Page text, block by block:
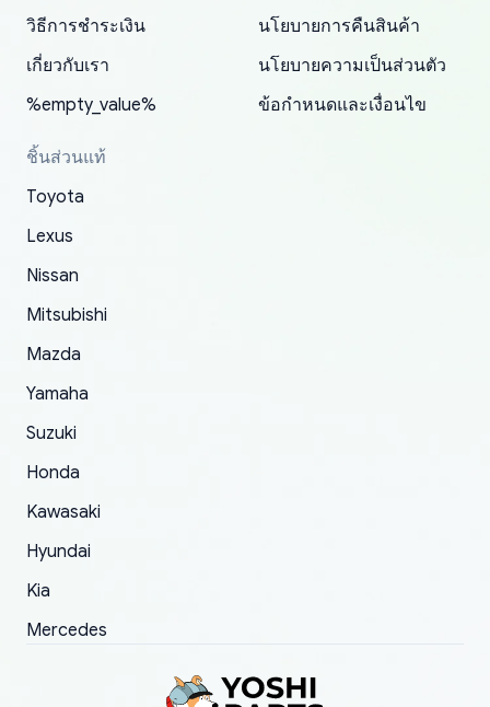
promptly. Will 100% be returning to order parts
have ordered from yoshi three times within
2022. The first two orders were received timely
and with no problems. The third order was not
received at all. According to yoshi's shipper, the
parcel was lost somewhere within the U.S.
replacement order was shipped and received.
The only reason for giving them 4 stars instead
order.
19 delays which is understandable, the package
is packed well! More so, I am genuinely happy
about the updates whether the item I added to
my cart is available or not. It's hassle free, I've
had troubles on my previous orders but they
and giving me updates.
appreciate everything.
mudguards,flares ) area insane good shape for
my VDJ79, thank you yoshi, for caring
packaging and also because i can look for all
parts needed for upgrading from LX to VX
toyota!.
วิธีการชำระเงิน
เกี่ยวกับเรา
%empty_value%
นโยบายการคืนสินค้า
นโยบายความเป็นส่วนตัว
ข้อกำหนดและเงื่อนไข
ชิ้นส่วนแท้
Toyota
Lexus
Nissan
Mitsubishi
Mazda
Yamaha
Suzuki
Honda
Kawasaki
Hyundai
Kia
Mercedes